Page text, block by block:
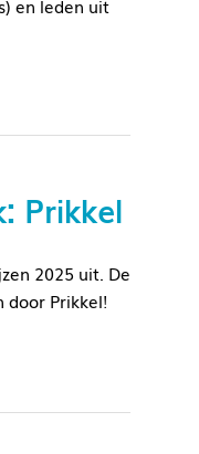
en leden uit
Prikkel
2025 uit. De
Prikkel!